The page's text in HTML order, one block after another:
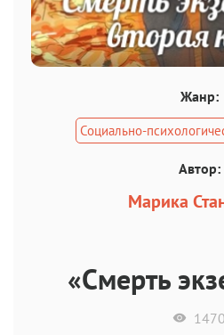
Жанр:
Социально-
Автор:
Марика
«Смерть
1470